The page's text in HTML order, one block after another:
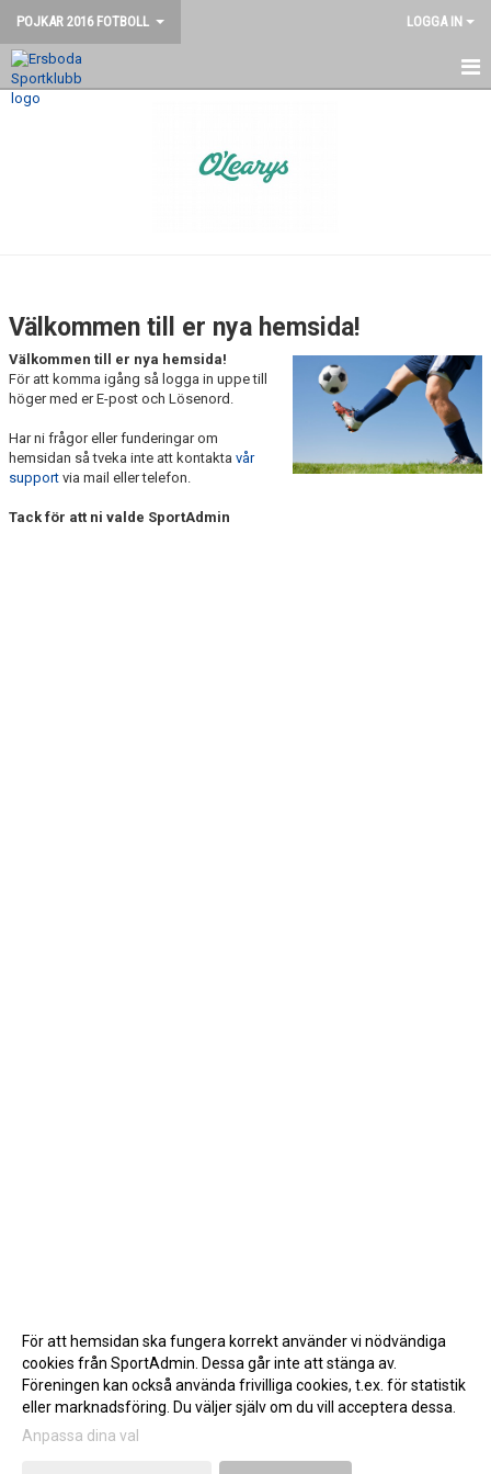
POJKAR 2016 FOTBOLL LOGGA IN
HEM
Välkommen till er nya hemsida!
Välkommen till er nya hemsida!
För att komma igång så logga in uppe till
höger med er E-post och Lösenord.
Har ni frågor eller funderingar om
hemsidan så tveka inte att kontakta vår
support via mail eller telefon.
Tack för att ni valde SportAdmin
Gå till Webbversion
För att hemsidan ska fungera korrekt använder vi nödvändiga
cookies från SportAdmin. Dessa går inte att stänga av.
Föreningen kan också använda frivilliga cookies, t.ex. för statistik
eller marknadsföring. Du väljer själv om du vill acceptera dessa.
Anpassa dina val